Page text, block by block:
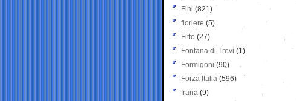
Fini (821)
fioriere (5)
Fitto (27)
Fontana di Trevi (1)
Formigoni (90)
Forza Italia (596)
frana (9)